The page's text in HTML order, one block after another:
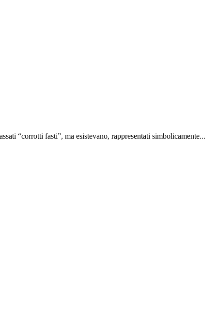
“corrotti fasti”, ma esistevano, rappresentati simbolicamente...